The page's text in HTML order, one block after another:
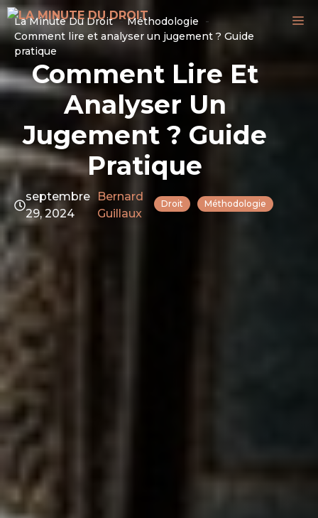
Aller
au
contenu
La Minute Du Droit
Méthodologie
Comment lire et analyser un jugement ? Guide
pratique
Comment Lire Et
Analyser Un
Jugement ? Guide
Pratique
septembre
29, 2024
Bernard
Guillaux
Droit Méthodologie